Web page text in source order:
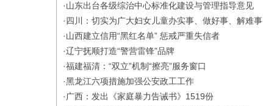
·山东出台各级综治中心标准化建设与管理指导意见
·四川：切实为广大妇女儿童办实事、做好事、解难事
·山西建立信用“黑红名单” 惩戒严重失信者
·辽宁抚顺打造“警营雷锋”品牌
·福建福清：“双立”机制“擦亮”服务窗口
·黑龙江六项措施加强公安政工工作
· 广西：发出《家庭暴力告诫书》1519份